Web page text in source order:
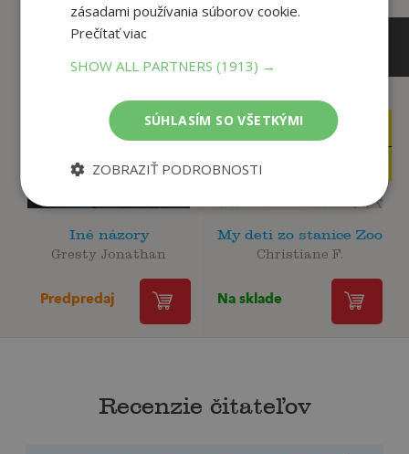
16
13 €
Iné názory
Gresty Jonathan
Predpredaj
14
My deti zo stanice Zoo
Christiane F.
Na sklade
Recenzie čitateľov
zásadami používania súborov cookie.
Prečítať viac
SHOW ALL PARTNERS(1913) →
SÚHLASÍM SO VŠETKÝMI
ZOBRAZIŤ PODROBNOSTI